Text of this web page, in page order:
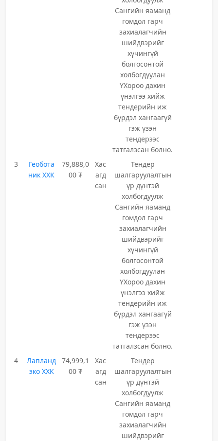
Сангийн яаманд
гомдол гарч
захиалагчийн
шийдвэрийг
хүчингүй
болгосонтой
холбогдуулан
ҮХороо дахин
үнэлгээ хийж
тендерийн иж
бүрдэл хангаагүй
гэж үзэн
тендерээс
татгалзсан болно.
3
Геобота
ник ХХК
79,888,0
00 ₮
Хас
агд
сан
Тендер
шалгаруулалтын
үр дүнтэй
холбогдуулж
Сангийн яаманд
гомдол гарч
захиалагчийн
шийдвэрийг
хүчингүй
болгосонтой
холбогдуулан
ҮХороо дахин
үнэлгээ хийж
тендерийн иж
бүрдэл хангаагүй
гэж үзэн
тендерээс
татгалзсан болно.
4
Лапланд
эко ХХК
74,999,1
00 ₮
Хас
агд
сан
Тендер
шалгаруулалтын
үр дүнтэй
холбогдуулж
Сангийн яаманд
гомдол гарч
захиалагчийн
шийдвэрийг